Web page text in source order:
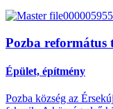
Pozba református
Épület, építmény
Pozba község az